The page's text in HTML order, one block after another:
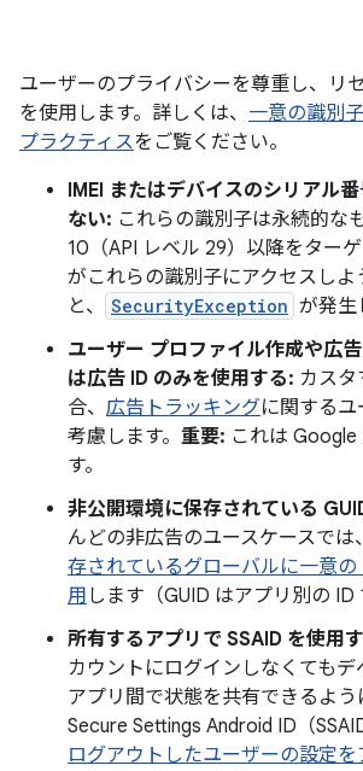
ユーザーのプライバシーを尊重し、リ
を使用します。詳しくは、 一意の識別
プラクティスをご覧ください。
IMEI またはデバイスのシリアル
ない: これらの識別子は永続的な
10（API レベル 29）以降をター
がこれらの識別子にアクセスしよ
と、
SecurityException が発生
ユーザー プロファイル作成や広
は広告 ID のみを使用する: カス
合、 広告トラッキングに関する
考慮します。 重要: これは
す。
非公開環境に保存されている
んどの非広告のユースケースでは、
存されているグローバルに一意の
用 します（GUID はアプリ別の ID
所有するアプリで SSAID を使用
カウントにログインしなくても
アプリ間で状態を共有できるよう
Secure Settings Android ID（
ログアウトしたユーザーの設定